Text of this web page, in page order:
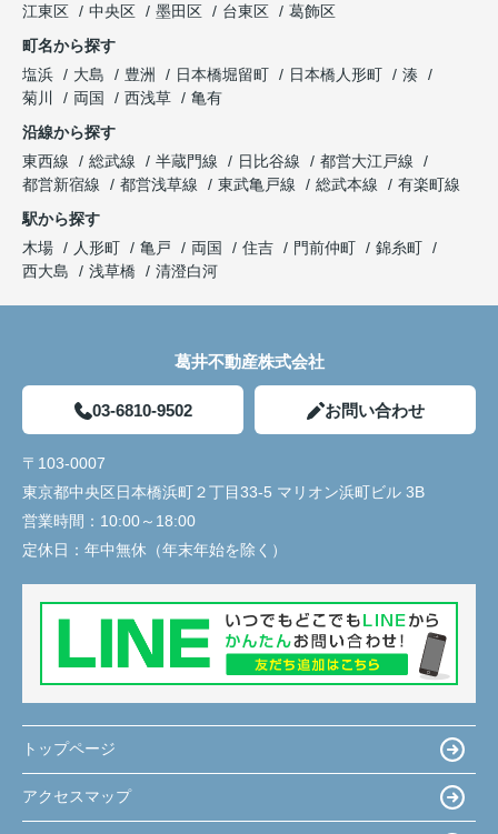
江東区
中央区 墨田区 台東区
葛飾区
町名から探す
塩浜
大島 豊洲 日本橋堀留町 日本橋人形町
湊
菊川
両国 西浅草
亀有
沿線から探す
東西線
総武線 半蔵門線 日比谷線
都営大江戸線
都営新宿線
都営浅草線 東武亀戸線 総武本線
有楽町線
駅から探す
木場
人形町 亀戸 両国 住吉 門前仲町
錦糸町
西大島
浅草橋 清澄白河
葛井不動産株式会社
03-6810-9502 お問い合わせ
〒103-0007
東京都中央区日本橋浜町２丁目33-5 マリオン浜町ビル 3B
営業時間： 10:00～18:00
定休日： 年中無休（年末年始を除く）
トップページ
アクセスマップ